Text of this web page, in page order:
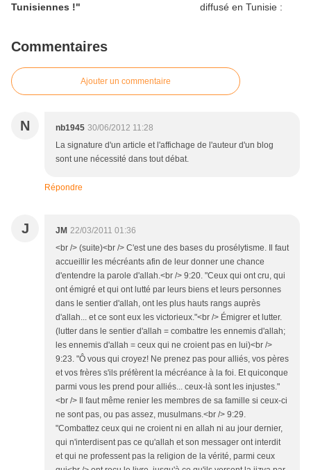
Tunisiennes !"
Commentaires
Ajouter un commentaire
N nb1945 30/06/2012 11:28
La signature d'un article et l'affichage de l'auteur d'un blog
sont une nécessité dans tout débat.
Répondre
J JM 22/03/2011 01:36
<br /> (suite)<br /> C'est une des bases du prosélytisme. Il faut
accueillir les mécréants afin de leur donner une chance
d'entendre la parole d'allah.<br /> 9:20. "Ceux qui ont cru, qui
ont émigré et qui ont lutté par leurs biens et leurs personnes
dans le sentier d'allah, ont les plus hauts rangs auprès
d'allah... et ce sont eux les victorieux."<br /> Émigrer et lutter.
(lutter dans le sentier d'allah = combattre les ennemis d'allah;
les ennemis d'allah = ceux qui ne croient pas en lui)<br />
9:23. "Ô vous qui croyez! Ne prenez pas pour alliés, vos pères
et vos frères s'ils préfèrent la mécréance à la foi. Et quiconque
parmi vous les prend pour alliés... ceux-là sont les injustes."
<br /> Il faut même renier les membres de sa famille si ceux-ci
ne sont pas, ou pas assez, musulmans.<br /> 9:29.
"Combattez ceux qui ne croient ni en allah ni au jour dernier,
qui n'interdisent pas ce qu'allah et son messager ont interdit
et qui ne professent pas la religion de la vérité, parmi ceux